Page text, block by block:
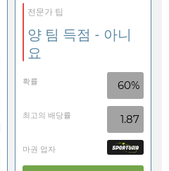
전문가 팁
양 팀 득점 - 아니
요
확률 60%
최고의 배당률 1.87
마권 업자